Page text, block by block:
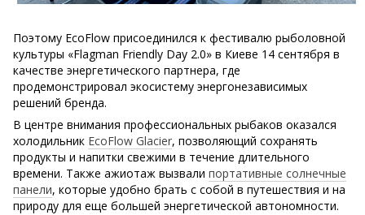
Поэтому EcoFlow присоединился к фестивалю рыболовной
культуры «Flagman Friendly Day 2.0» в Киеве 14 сентября в
качестве энергетического партнера, где
продемонстрировал экосистему энергонезависимых
решений бренда.
В центре внимания профессиональных рыбаков оказался
холодильник EcoFlow Glacier, позволяющий сохранять
продукты и напитки свежими в течение длительного
времени. Также ажиотаж вызвали портативные солнечные
панели, которые удобно брать с собой в путешествия и на
природу для еще большей энергетической автономности.